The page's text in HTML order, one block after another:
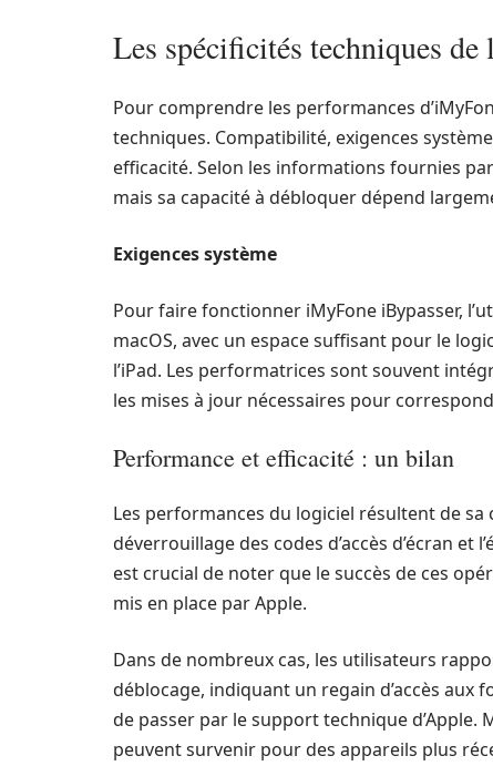
Les spécificités techniques de
Pour comprendre les performances
techniques. Compatibilité, exigences
efficacité. Selon les informations fournies
mais sa capacité à débloquer dépend
Exigences système
Pour faire fonctionner iMyFone iBypasser,
macOS, avec un espace suffisant pour le
l’iPad. Les performatrices sont souvent
les mises à jour nécessaires pour
Performance et efficacité : un bilan
Les performances du logiciel résultent de
déverrouillage des codes d’accès d’écran et
est crucial de noter que le succès de ces
mis en place par Apple.
Dans de nombreux cas, les utilisateurs
déblocage, indiquant un regain d’accès
de passer par le support technique d’Apple.
peuvent survenir pour des appareils plus